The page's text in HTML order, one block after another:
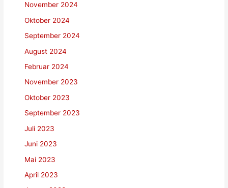
November 2024
Oktober 2024
September 2024
August 2024
Februar 2024
November 2023
Oktober 2023
September 2023
Juli 2023
Juni 2023
Mai 2023
April 2023